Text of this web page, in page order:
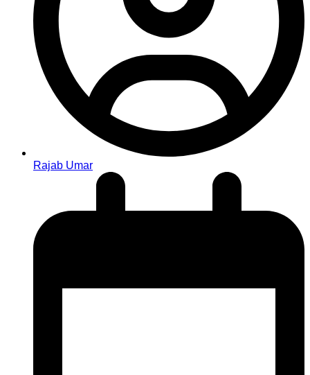
Rajab Umar